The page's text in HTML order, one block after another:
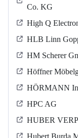
Co. KG
High Q
HLB Linn
HM Scherer
Höffner
HÖRMANN
HPC AG
HUBER